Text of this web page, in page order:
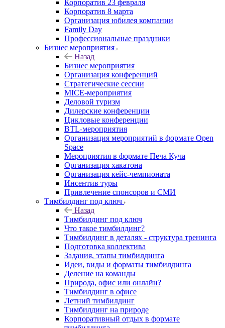
Корпоратив 23 февраля
Корпоратив 8 марта
Организация юбилея компании
Family Day
Профессиональные праздники
Бизнес мероприятия
Назад
Бизнес мероприятия
Организация конференций
Стратегические сессии
MICE-мероприятия
Деловой туризм
Дилерские конференции
Цикловые конференции
BTL-мероприятия
Организация мероприятий в формате Open
Space
Мероприятия в формате Печа Куча
Организация хакатона
Организация кейс-чемпионата
Инсентив туры
Привлечение спонсоров и СМИ
Тимбилдинг под ключ
Назад
Тимбилдинг под ключ
Что такое тимбилдинг?
Тимбилдинг в деталях - структура тренинга
Подготовка коллектива
Задания, этапы тимбилдинга
Идеи, виды и форматы тимбилдинга
Деление на команды
Природа, офис или онлайн?
Тимбилдинг в офисе
Летний тимбилдинг
Тимбилдинг на природе
Корпоративный отдых в формате